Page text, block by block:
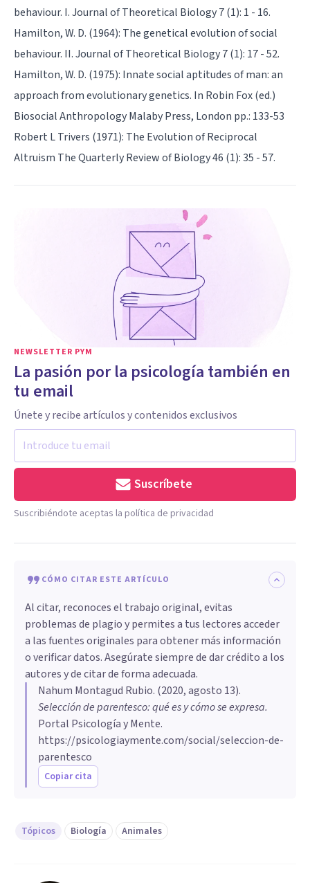
behaviour. I. Journal of Theoretical Biology 7 (1): 1 - 16.
Hamilton, W. D. (1964): The genetical evolution of social
behaviour. II. Journal of Theoretical Biology 7 (1): 17 - 52.
Hamilton, W. D. (1975): Innate social aptitudes of man: an
approach from evolutionary genetics. In Robin Fox (ed.)
Biosocial Anthropology Malaby Press, London pp.: 133-53
Robert L Trivers (1971): The Evolution of Reciprocal
Altruism The Quarterly Review of Biology 46 (1): 35 - 57.
NEWSLETTER PYM
La pasión por la psicología también en
tu email
Únete y recibe artículos y contenidos exclusivos
Suscríbete
Suscribiéndote aceptas la política de privacidad
CÓMO CITAR ESTE ARTÍCULO
Al citar, reconoces el trabajo original, evitas
problemas de plagio y permites a tus lectores acceder
a las fuentes originales para obtener más información
o verificar datos. Asegúrate siempre de dar crédito a los
autores y de citar de forma adecuada.
Nahum Montagud Rubio. (2020, agosto 13).
Selección de parentesco: qué es y cómo se expresa.
Portal Psicología y Mente.
https://psicologiaymente.com/social/seleccion-de-
parentesco
Copiar cita
Tópicos Biología Animales